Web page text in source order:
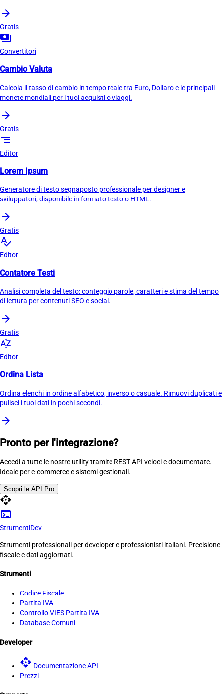
arrow_forward
Gratis
payments
Convertitori
Cambio Valuta
Calcola il tasso di cambio in tempo reale tra Euro, Dollaro e le principali
monete mondiali per i tuoi acquisti o viaggi.
arrow_forward
Gratis
segment
Editor
Lorem Ipsum
Generatore di testo segnaposto professionale per designer e
sviluppatori, disponibile in formato testo o HTML.
arrow_forward
Gratis
spellcheck
Editor
Contatore Testi
Analisi completa del testo: conteggio parole, caratteri e stima del tempo
di lettura per contenuti SEO e social.
arrow_forward
Gratis
sort_by_alpha
Editor
Ordina Lista
Ordina elenchi in ordine alfabetico, inverso o casuale. Rimuovi duplicati e
pulisci i tuoi dati in pochi secondi.
arrow_forward
Pronto per l'integrazione?
Accedi a tutte le nostre utility tramite REST API veloci e documentate.
Ideale per e-commerce e sistemi gestionali.
Scopri le API Pro
api
terminal
StrumentiDev
Strumenti professionali per developer e professionisti italiani. Precisione
fiscale e dati aggiornati.
Strumenti
Codice Fiscale
Partita IVA
Controllo VIES Partita IVA
Database Comuni
Developer
api Documentazione API
Prezzi